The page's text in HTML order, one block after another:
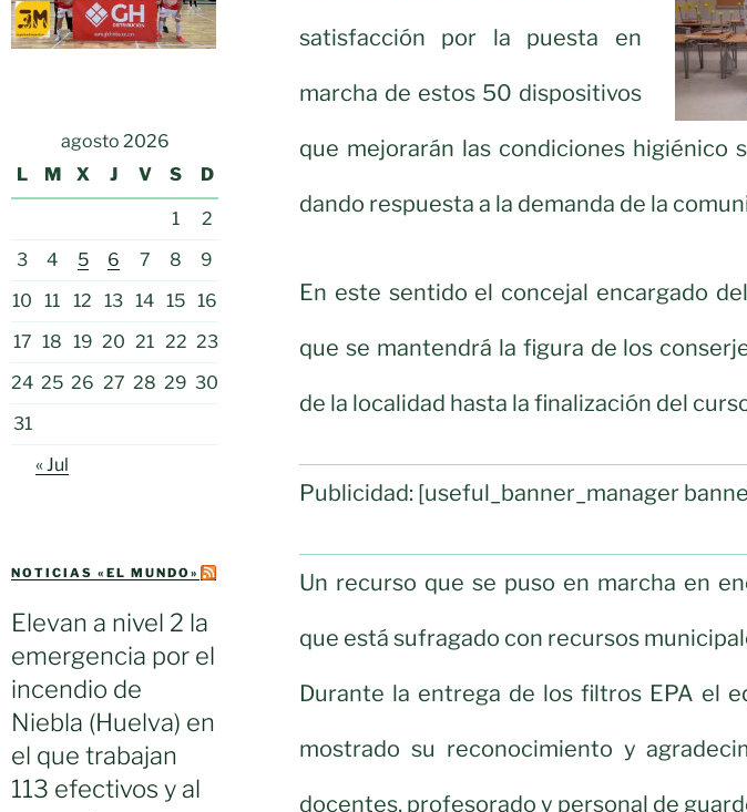
agosto 2026
L
M X J V S D
1
2
3
4 5 6 7 8
9
10
11 12 13 14 15 16
17 18 19 20 21 22 23
24 25 26 27 28 29 30
31
« Jul
NOTICIAS «EL MUNDO»
Elevan a nivel 2 la
emergencia por el
incendio de
Niebla (Huelva) en
el que trabajan
113 efectivos y al
satisfacción por la puesta en
marcha de estos 50 dispositivos
que mejorarán las condiciones higiénico
dando respuesta a la demanda de la
En este sentido el concejal encargado
que se mantendrá la figura de los
de la localidad hasta la finalización del
Publicidad: [useful_banner_manager
Un recurso que se puso en marcha en
que está sufragado con recursos
Durante la entrega de los filtros EPA el
mostrado su reconocimiento y
docentes, profesorado y personal de